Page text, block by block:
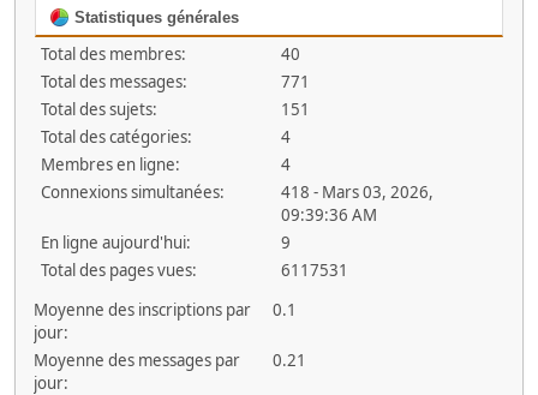
Statistiques générales
Total des membres:
40
Total des messages:
771
Total des sujets:
151
Total des catégories:
4
Membres en ligne:
4
Connexions simultanées:
418 - Mars 03, 2026,
09:39:36 AM
En ligne aujourd'hui:
9
Total des pages vues:
6117531
Moyenne des inscriptions par
jour:
0.1
Moyenne des messages par
jour:
0.21